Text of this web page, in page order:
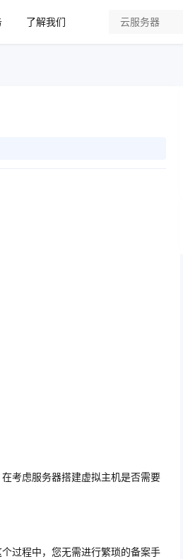
了解我们
考虑服务器搭建虚拟主机是否需要
过程中，您无需进行繁琐的备案手